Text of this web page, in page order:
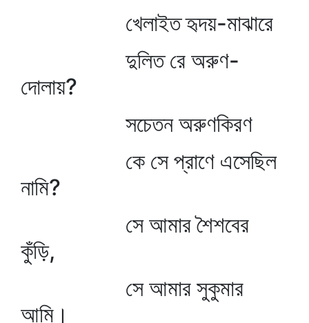
খেলাইত হৃদয়-মাঝারে
দুলিত রে অরুণ-
দোলায়?
সচেতন অরুণকিরণ
কে সে প্রাণে এসেছিল
নামি?
সে আমার শৈশবের
কুঁড়ি,
সে আমার সুকুমার
আমি।